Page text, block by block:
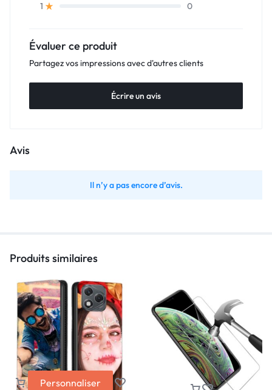
1
0
Évaluer ce produit
Partagez vos impressions avec d'autres clients
Écrire un avis
Avis
Il n’y a pas encore d’avis.
Produits similaires
Personnaliser